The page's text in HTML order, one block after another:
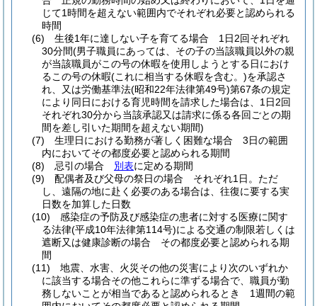
じて1時間を超えない範囲内でそれぞれ必要と認められる
時間
(6)
生後1年に達しない子を育てる場合 1日2回それぞれ
30分間(男子職員にあっては、その子の当該職員以外の親
が当該職員がこの号の休暇を使用しようとする日におけ
るこの号の休暇(これに相当する休暇を含む。)を承認さ
れ、又は労働基準法(昭和22年法律第49号)第67条の規定
により同日における育児時間を請求した場合は、1日2回
それぞれ30分から当該承認又は請求に係る各回ごとの期
間を差し引いた期間を超えない期間)
(7)
生理日における勤務が著しく困難な場合 3日の範囲
内においてその都度必要と認められる期間
(8)
忌引の場合 別表に定める期間
(9)
配偶者及び父母の祭日の場合 それぞれ1日。 ただ
し、遠隔の地に赴く必要のある場合は、往復に要する実
日数を加算した日数
(10)
感染症の予防及び感染症の患者に対する医療に関す
る法律(平成10年法律第114号)による交通の制限若しくは
遮断又は健康診断の場合 その都度必要と認められる期
間
(11)
地震、水害、火災その他の災害により次のいずれか
に該当する場合その他これらに準ずる場合で、職員が勤
務しないことが相当であると認められるとき 1週間の範